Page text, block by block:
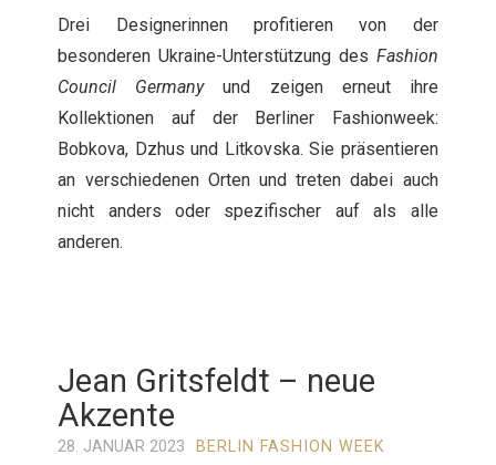
Drei Designerinnen profitieren von der
besonderen Ukraine-Unterstützung des Fashion
Council Germanyund zeigen erneut ihre
Kollektionen auf der Berliner Fashionweek:
Bobkova, Dzhus und Litkovska. Sie präsentieren
an verschiedenen Orten und treten dabei auch
nicht anders oder spezifischer auf als alle
anderen.
Jean Gritsfeldt – neue
Akzente
28. JANUAR 2023 BERLIN FASHION WEEK